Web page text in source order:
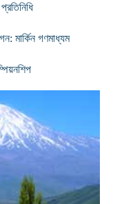
মার্কিন গণমাধ্যম